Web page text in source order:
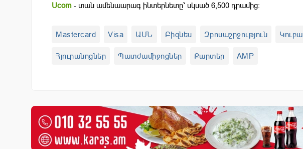
Ucom - տան ամենաարագ ինտերնետը՝ սկսած 6,500 դրամից:
Mastercard Visa ԱՄՆ Բիզնես Զբոսաշրջություն Կուբա
Հյուրանոցներ Պատժամիջոցներ Քարտեր AMP